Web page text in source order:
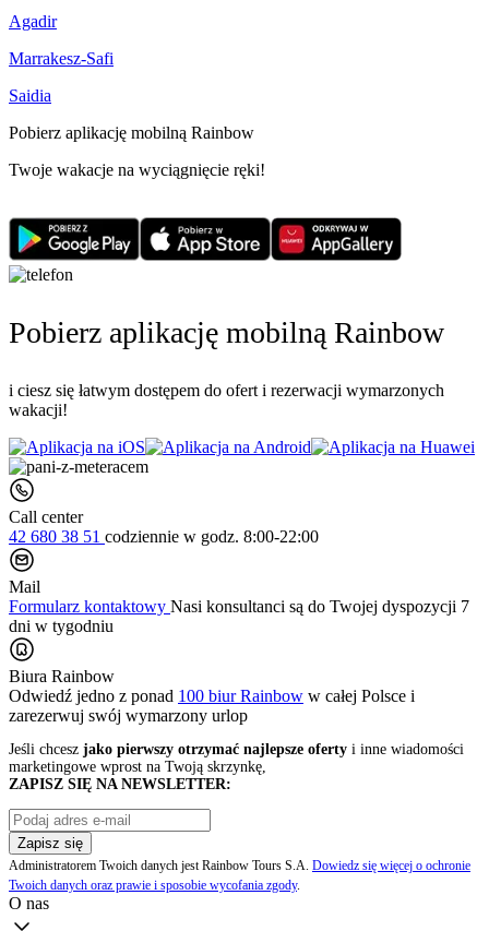
Agadir
Marrakesz-Safi
Saidia
Pobierz aplikację mobilną Rainbow
Twoje wakacje na wyciągnięcie ręki!
Pobierz aplikację mobilną Rainbow
i ciesz się łatwym dostępem do ofert i rezerwacji wymarzonych
wakacji!
Call center
42 680 38 51 codziennie w godz. 8:00-22:00
Mail
Formularz kontaktowy Nasi konsultanci są do Twojej dyspozycji 7
dni w tygodniu
Biura Rainbow
Odwiedź jedno z ponad 100 biur Rainbow w całej Polsce i
zarezerwuj swój wymarzony urlop
Jeśli chcesz jako pierwszy otrzymać najlepsze oferty i inne wiadomości
marketingowe wprost na Twoją skrzynkę,
ZAPISZ SIĘ NA NEWSLETTER:
Zapisz się
Administratorem Twoich danych jest Rainbow Tours S.A. Dowiedz się więcej o ochronie
Twoich danych oraz prawie i sposobie wycofania zgody.
O nas